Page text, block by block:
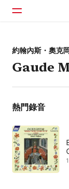
首頁
瀏覽
搜尋
約翰內斯・奧克
Gaude
熱門錄音